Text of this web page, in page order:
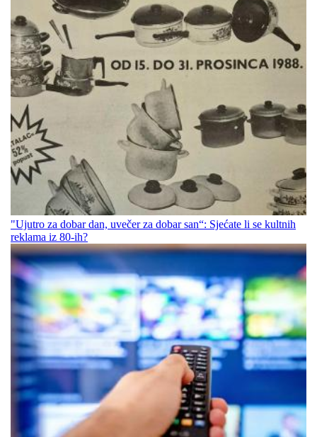
"Ujutro za dobar dan, uvečer za dobar san“: Sjećate li se kultnih
reklama iz 80-ih?